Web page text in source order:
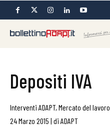
Depositi IVA
Interventi ADAPT, Mercato del lavoro
24 Marzo 2015 | di ADAPT